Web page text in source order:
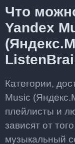
Что
Yandex
Категории,
Music
плейлисты и
зависят от
музыкальный